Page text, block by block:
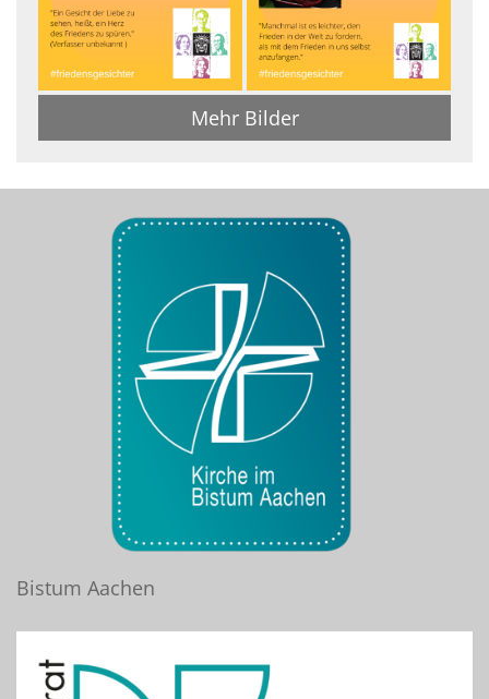
Mehr Bilder
Bistum Aachen